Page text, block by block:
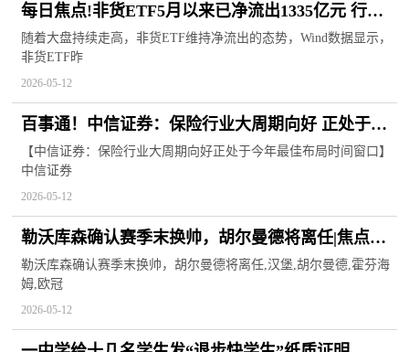
每日焦点!非货ETF5月以来已净流出1335亿元 行业
ETF吸金
随着大盘持续走高，非货ETF维持净流出的态势，Wind数据显示，
非货ETF昨
2026-05-12
百事通！中信证券：保险行业大周期向好 正处于今
年最佳布局时间窗口
【中信证券：保险行业大周期向好正处于今年最佳布局时间窗口】
中信证券
2026-05-12
勒沃库森确认赛季末换帅，胡尔曼德将离任|焦点短
讯
勒沃库森确认赛季末换帅，胡尔曼德将离任,汉堡,胡尔曼德,霍芬海
姆,欧冠
2026-05-12